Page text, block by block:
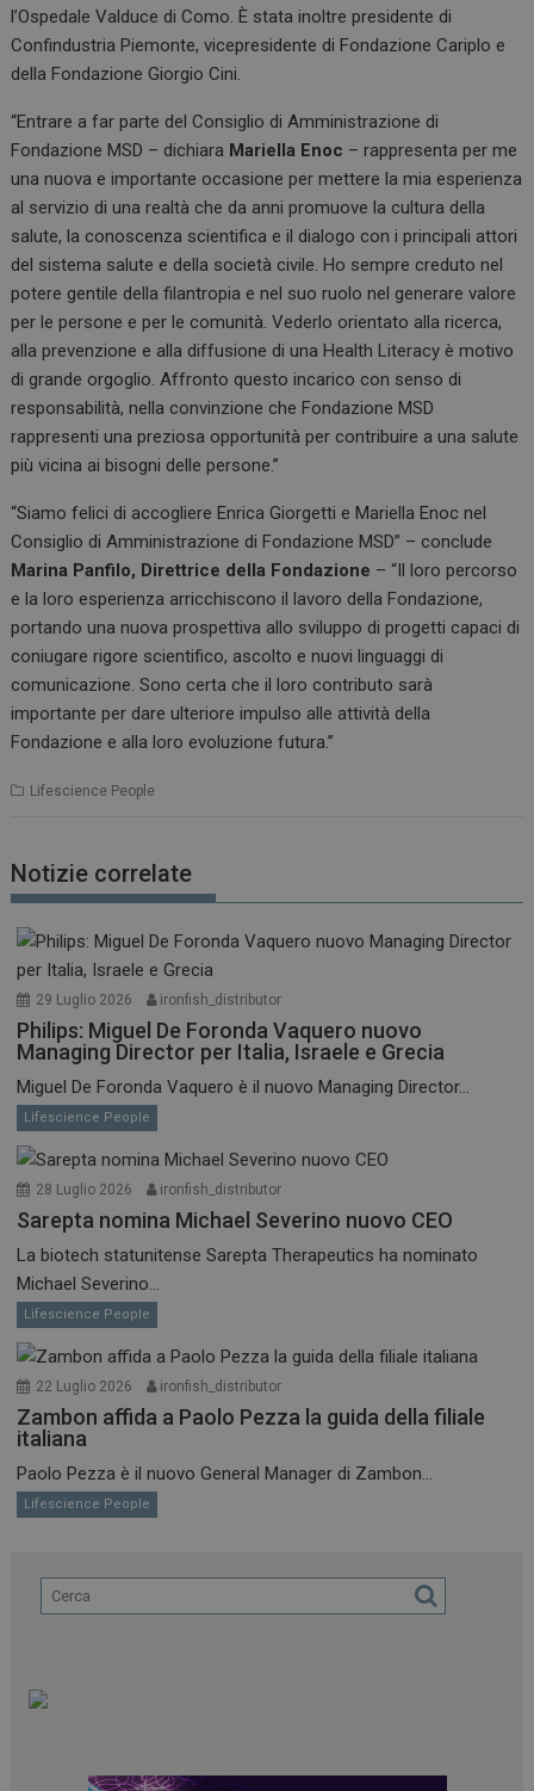
l’Ospedale Valduce di Como. È stata inoltre presidente di
Confindustria Piemonte, vicepresidente di Fondazione Cariplo e
della Fondazione Giorgio Cini.
“Entrare a far parte del Consiglio di Amministrazione di
Fondazione MSD – dichiara Mariella Enoc – rappresenta per me
una nuova e importante occasione per mettere la mia esperienza
al servizio di una realtà che da anni promuove la cultura della
salute, la conoscenza scientifica e il dialogo con i principali attori
del sistema salute e della società civile. Ho sempre creduto nel
potere gentile della filantropia e nel suo ruolo nel generare valore
per le persone e per le comunità. Vederlo orientato alla ricerca,
alla prevenzione e alla diffusione di una Health Literacy è motivo
di grande orgoglio. Affronto questo incarico con senso di
responsabilità, nella convinzione che Fondazione MSD
rappresenti una preziosa opportunità per contribuire a una salute
più vicina ai bisogni delle persone.”
“Siamo felici di accogliere Enrica Giorgetti e Mariella Enoc nel
Consiglio di Amministrazione di Fondazione MSD” – conclude
Marina Panfilo, Direttrice della Fondazione – “Il loro percorso
e la loro esperienza arricchiscono il lavoro della Fondazione,
portando una nuova prospettiva allo sviluppo di progetti capaci di
coniugare rigore scientifico, ascolto e nuovi linguaggi di
comunicazione. Sono certa che il loro contributo sarà
importante per dare ulteriore impulso alle attività della
Fondazione e alla loro evoluzione futura.”
Lifescience People
Notizie correlate
29 Luglio 2026 ironfish_distributor
Philips: Miguel De Foronda Vaquero nuovo
Managing Director per Italia, Israele e Grecia
Miguel De Foronda Vaquero è il nuovo Managing Director...
Lifescience People
28 Luglio 2026 ironfish_distributor
Sarepta nomina Michael Severino nuovo CEO
La biotech statunitense Sarepta Therapeutics ha nominato
Michael Severino...
Lifescience People
22 Luglio 2026 ironfish_distributor
Zambon affida a Paolo Pezza la guida della filiale
italiana
Paolo Pezza è il nuovo General Manager di Zambon...
Lifescience People